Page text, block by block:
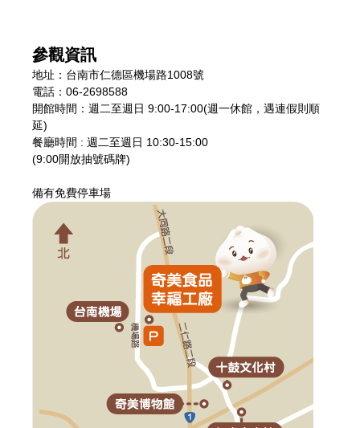
參觀資訊
地址：台南市仁德區機場路1008號
電話：06-2698588
開館時間：週二至週日 9:00-17:00(週一休館，遇連假則順
延)
餐廳時間 : 週二至週日 10:30-15:00
(9:00開放抽號碼牌)
備有免費停車場